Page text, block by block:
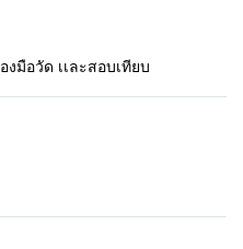
มือวัด เเละสอบเทียบ